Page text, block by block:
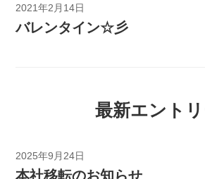
2021年2月14日
バレンタイン☆彡
最新エント
2025年9月24日
本社移転のお知らせ